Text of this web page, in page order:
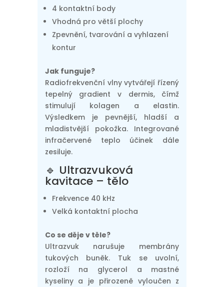
4 kontaktní body
Vhodná pro větší plochy
Zpevnění, tvarování a vyhlazení
kontur
Jak funguje?
Radiofrekvenční vlny vytvářejí řízený
tepelný gradient v dermis, čímž
stimulují kolagen a elastin.
Výsledkem je pevnější, hladší a
mladistvější pokožka. Integrované
infračervené teplo účinek dále
zesiluje.
🔹 Ultrazvuková
kavitace – tělo
Frekvence 40 kHz
Velká kontaktní plocha
Co se děje v těle?
Ultrazvuk narušuje membrány
tukových buněk. Tuk se uvolní,
rozloží na glycerol a mastné
kyseliny a je přirozeně vyloučen z